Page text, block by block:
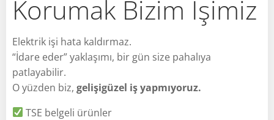
Korumak Bizim İşimiz
Elektrik işi hata kaldırmaz.
“İdare eder” yaklaşımı, bir gün size pahalıya
patlayabilir.
O yüzden biz, gelişigüzel iş yapmıyoruz.
TSE belgeli ürünler